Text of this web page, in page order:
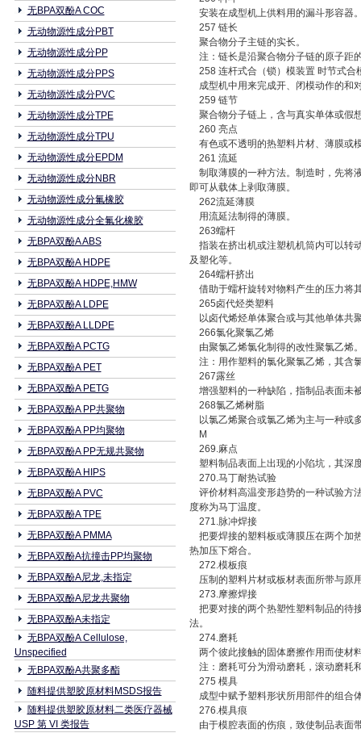
无BPA双酚A COC
无动物源性成分PBT
无动物源性成分PP
无动物源性成分PPS
无动物源性成分PVC
无动物源性成分TPE
无动物源性成分TPU
无动物源性成分EPDM
无动物源性成分NBR
无动物源性成分氟橡胶
无动物源性成分全氟化橡胶
无BPA双酚A ABS
无BPA双酚A HDPE
无BPA双酚A HDPE,HMW
无BPA双酚A LDPE
无BPA双酚A LLDPE
无BPA双酚A PCTG
无BPA双酚A PET
无BPA双酚A PETG
无BPA双酚A PP共聚物
无BPA双酚A PP均聚物
无BPA双酚A PP无规共聚物
无BPA双酚A HIPS
无BPA双酚A PVC
无BPA双酚A TPE
无BPA双酚A PMMA
无BPA双酚A抗撞击PP均聚物
无BPA双酚A尼龙,未指定
无BPA双酚A尼龙共聚物
无BPA双酚A未指定
无BPA双酚A Cellulose,
Unspecified
无BPA双酚A共聚多酯
随料提供塑胶原材料MSDS报告
随料提供塑胶原材料二类医疗器械
USP 第 VI 类报告
安装在成型机上供料用的漏斗形容器
257 链长
聚合物分子主链的实长。
注：链长是沿聚合物分子链的原子距
258 连杆式合（锁）模装置 时节式合
成型机中用来完成开、闭模动作的和
259 链节
聚合物分子链上，含与真实单体或假
260 亮点
有色或不透明的热塑料片材、薄膜或
261 流延
制取薄膜的一种方法。制造时，先将
即可从载体上剥取薄膜。
262流延薄膜
用流延法制得的薄膜。
263蠕杆
指装在挤出机或注塑机机筒内可以转
及塑化等。
264蠕杆挤出
借助于蠕杆旋转对物料产生的压力将
265卤代烃类塑料
以卤代烯烃单体聚合或与其他单体共
266氯化聚氯乙烯
由聚氯乙烯氯化制得的改性聚氯乙烯
注：用作塑料的氯化聚氯乙烯，其含
267露丝
增强塑料的一种缺陷，指制品表面未
268氯乙烯树脂
以氯乙烯聚合或氯乙烯为主与一种或
M
269.麻点
塑料制品表面上出现的小陷坑，其深
270.马丁耐热试验
评价材料高温变形趋势的一种试验方
度称为马丁温度。
271.脉冲焊接
把要焊接的塑料板或薄膜压在两个加
热加压下熔合。
272.模板痕
压制的塑料片材或板材表面所带与原
273.摩擦焊接
把要对接的两个热塑性塑料制品的待
法。
274.磨耗
两个彼此接触的固体磨擦作用而使材
注：磨耗可分为滑动磨耗，滚动磨耗
275 模具
成型中赋予塑料形状所用部件的组合
276.模具痕
由于模腔表面的伤痕，致使制品表面